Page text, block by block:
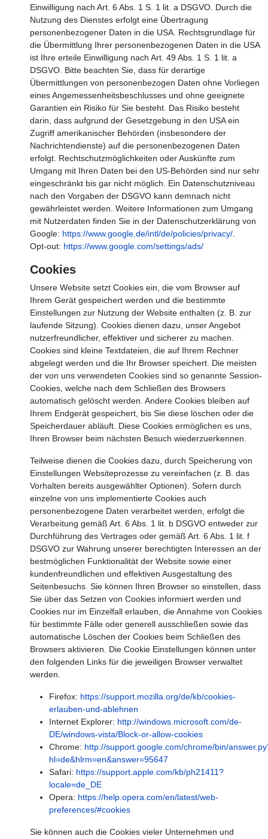
Einwilligung nach Art. 6 Abs. 1 S. 1 lit. a DSGVO. Durch die
Nutzung des Dienstes erfolgt eine Übertragung
personenbezogener Daten in die USA. Rechtsgrundlage für
die Übermittlung Ihrer personenbezogenen Daten in die USA
ist Ihre erteile Einwilligung nach Art. 49 Abs. 1 S. 1 lit. a
DSGVO. Bitte beachten Sie, dass für derartige
Übermittlungen von personenbezogen Daten ohne Vorliegen
eines Angemessenheitsbeschlusses und ohne geeignete
Garantien ein Risiko für Sie besteht. Das Risiko besteht
darin, dass aufgrund der Gesetzgebung in den USA ein
Zugriff amerikanischer Behörden (insbesondere der
Nachrichtendienste) auf die personenbezogenen Daten
erfolgt. Rechtschutzmöglichkeiten oder Auskünfte zum
Umgang mit Ihren Daten bei den US-Behörden sind nur sehr
eingeschränkt bis gar nicht möglich. Ein Datenschutzniveau
nach den Vorgaben der DSGVO kann demnach nicht
gewährleistet werden. Weitere Informationen zum Umgang
mit Nutzerdaten finden Sie in der Datenschutzerklärung von
Google: https://www.google.de/intl/de/policies/privacy/
Opt-out: https://www.google.com/settings/ads/
Cookies
Unsere Website setzt Cookies ein, die vom Browser auf
Ihrem Gerät gespeichert werden und die bestimmte
Einstellungen zur Nutzung der Website enthalten (z. B. zur
laufende Sitzung). Cookies dienen dazu, unser Angebot
nutzerfreundlicher, effektiver und sicherer zu machen.
Cookies sind kleine Textdateien, die auf Ihrem Rechner
abgelegt werden und die Ihr Browser speichert. Die meisten
der von uns verwendeten Cookies sind so genannte Session-
Cookies, welche nach dem Schließen des Browsers
automatisch gelöscht werden. Andere Cookies bleiben auf
Ihrem Endgerät gespeichert, bis Sie diese löschen oder die
Speicherdauer abläuft. Diese Cookies ermöglichen es uns,
Ihren Browser beim nächsten Besuch wiederzuerkennen.
Teilweise dienen die Cookies dazu, durch Speicherung von
Einstellungen Websiteprozesse zu vereinfachen (z. B. das
Vorhalten bereits ausgewählter Optionen). Sofern durch
einzelne von uns implementierte Cookies auch
personenbezogene Daten verarbeitet werden, erfolgt die
Verarbeitung gemäß Art. 6 Abs. 1 lit. b DSGVO entweder zur
Durchführung des Vertrages oder gemäß Art. 6 Abs. 1 lit. f
DSGVO zur Wahrung unserer berechtigten Interessen an der
bestmöglichen Funktionalität der Website sowie einer
kundenfreundlichen und effektiven Ausgestaltung des
Seitenbesuchs. Sie können Ihren Browser so einstellen, dass
Sie über das Setzen von Cookies informiert werden und
Cookies nur im Einzelfall erlauben, die Annahme von Cookies
für bestimmte Fälle oder generell ausschließen sowie das
automatische Löschen der Cookies beim Schließen des
Browsers aktivieren. Die Cookie Einstellungen können unter
den folgenden Links für die jeweiligen Browser verwaltet
werden.
Firefox: https://support.mozilla.org/de/kb/cookies-
erlauben-und-ablehnen
Internet Explorer: http://windows.microsoft.com/de-
DE/windows-vista/Block-or-allow-cookies
Chrome: http://support.google.com/chrome/bin/
hl=de&hlrm=en&answer=95647
Safari: https://support.apple.com/kb/ph21411?
locale=de_DE
Opera: https://help.opera.com/en/latest/web-
preferences/#cookies
Sie können auch die Cookies vieler Unternehmen und